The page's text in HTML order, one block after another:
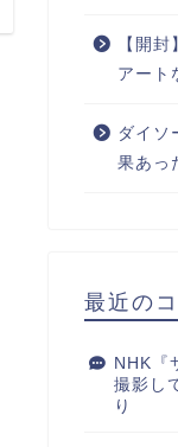
【開
アート
ダイソ
果あっ
最近の
NHK『
撮影し
り